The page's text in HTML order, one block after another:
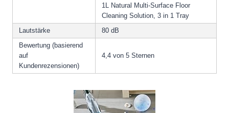
1L Natural Multi-Surface Floor
Cleaning Solution, 3 in 1 Tray
Lautstärke
80 dB
Bewertung (basierend
auf
Kundenrezensionen)
4,4 von 5 Sternen